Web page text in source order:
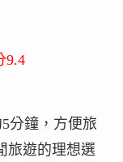
9.4
分鐘，方便旅
旅遊的理想選